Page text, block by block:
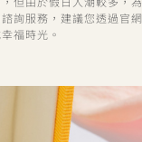
詢服務，建議您透過官
福時光。